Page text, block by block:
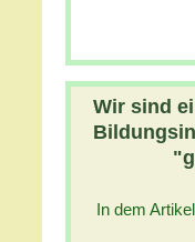
Wir sind
In dem